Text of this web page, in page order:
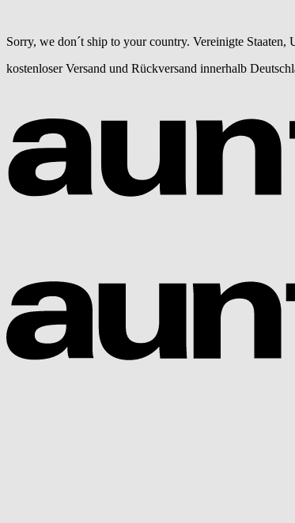
Sorry, we don´t ship to your country. Vereinigte Staaten,
kostenloser Versand und Rückversand innerhalb